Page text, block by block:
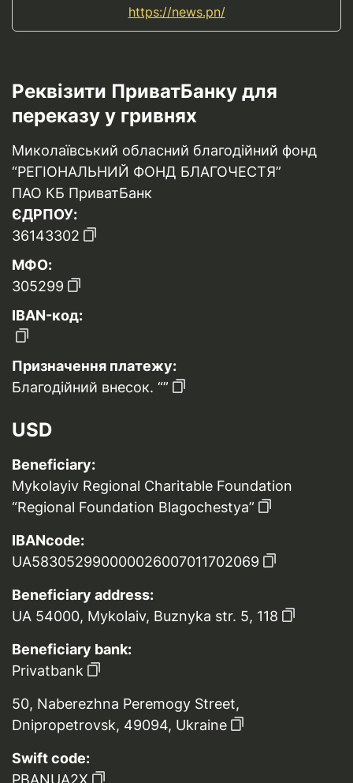
https://news.pn/
Реквізити ПриватБанку для
переказу у гривнях
Миколаївський обласний благодійний фонд
“РЕГІОНАЛЬНИЙ ФОНД БЛАГОЧЕСТЯ”
ПАО КБ ПриватБанк
ЄДРПОУ:
36143302
МФО:
305299
IBAN-код:
Призначення платежу:
Благодійний внесок. “”
USD
Beneficiary:
Mykolayiv Regional Charitable Foundation
“Regional Foundation Blagochestya”
IBANcode:
UA583052990000026007011702069
Beneficiary address:
UA 54000, Mykolaiv, Buznyka str. 5, 118
Beneficiary bank:
Privatbank
50, Naberezhna Peremogy Street,
Dnipropetrovsk, 49094, Ukraine
Swift code:
PBANUA2X